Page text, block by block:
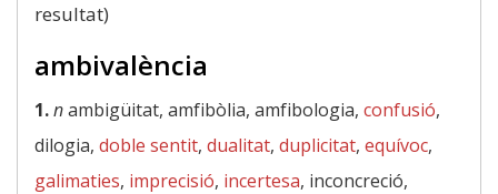
resultat)
ambivalència
1.nambigüitat, amfibòlia, amfibologia, confusió,
dilogia, doble sentit, dualitat, duplicitat, equívoc,
galimaties, imprecisió, incertesa, inconcreció,